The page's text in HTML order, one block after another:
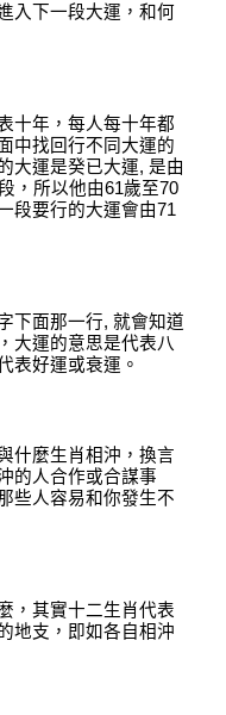
入下一段大運，和何
十年 ， 每人每十年都
中找回行不同大運的
大運是癸已大運, 是由
， 所以他由61歲至70
段要行的大運會由71
下面那一行, 就會知道
大運的意思是代表八
表好運或衰運 。
什麼生肖相沖，換言
的人合作或合謀事
些人容易和你發生不
， 其實十二生肖代表
地支，即如各自相沖